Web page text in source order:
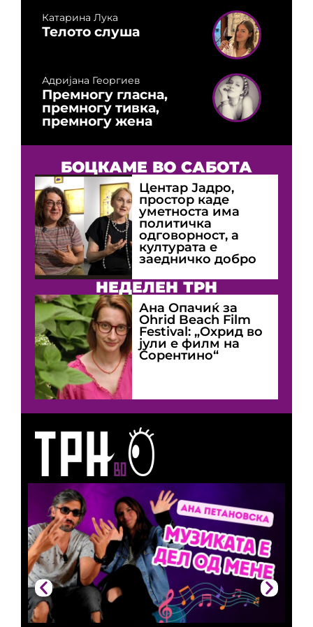
Катарина Лука
Телото слуша
Адријана Георгиев
Премногу гласна,
премногу тивка,
премногу жена
БОЦКАМЕ ВО САБОТА
Центар Јадро,
простор каде
уметноста има
политичка
одговорност, а
културата е
заедничко добро
НЕДЕЛЕН ТРН
Ана Опачиќ за
Оhrid Beach Film
Festival: „Охрид во
јули е филм на
Сорентино“